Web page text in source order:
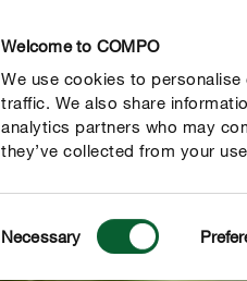
Welcome to COMPO
We use cookies to
traffic. We also share
analytics partners who may
they’ve collected from your
Selection
Necessary
Produits Conseil